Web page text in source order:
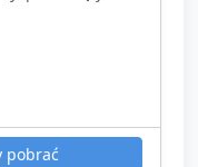
pobrać